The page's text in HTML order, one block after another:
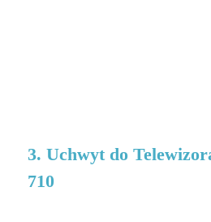
3. Uchwyt do
710